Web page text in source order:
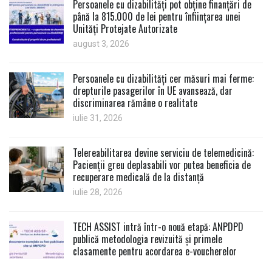
Persoanele cu dizabilități pot obține finanțări de
până la 815.000 de lei pentru înființarea unei
Unități Protejate Autorizate
august 3, 2026
Persoanele cu dizabilități cer măsuri mai ferme:
drepturile pasagerilor în UE avansează, dar
discriminarea rămâne o realitate
iulie 31, 2026
Telereabilitarea devine serviciu de telemedicină:
Pacienții greu deplasabili vor putea beneficia de
recuperare medicală de la distanță
iulie 28, 2026
TECH ASSIST intră într-o nouă etapă: ANPDPD
publică metodologia revizuită și primele
clasamente pentru acordarea e-voucherelor